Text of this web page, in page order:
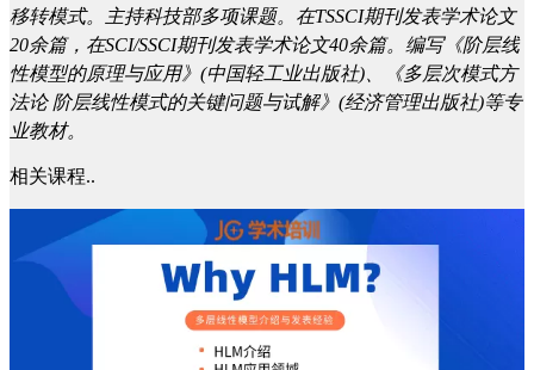
移转模式。主持科技部多项课题。在TSSCI期刊发表学术论文
20余篇，在SCI/SSCI期刊发表学术论文40余篇。编写《阶层线
性模型的原理与应用》(中国轻工业出版社)、《多层次模式方
法论 阶层线性模式的关键问题与试解》(经济管理出版社)等专
业教材。
相关课程..